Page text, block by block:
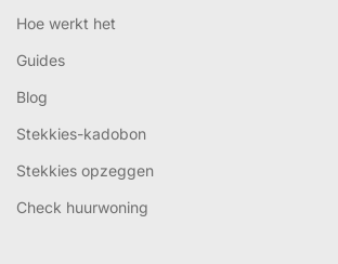
Hoe werkt het
Guides
Blog
Stekkies-kadobon
Stekkies opzeggen
Check huurwoning